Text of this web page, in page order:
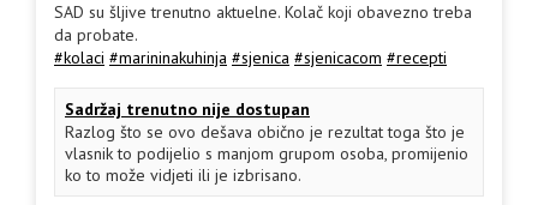
SAD su šljive trenutno aktuelne. Kolač koji obavezno treba
da probate.
#kolaci #marininakuhinja #sjenica #sjenicacom #recepti
Sadržaj trenutno nije dostupan
Razlog što se ovo dešava obično je rezultat toga što je
vlasnik to podijelio s manjom grupom osoba, promijenio
ko to može vidjeti ili je izbrisano.